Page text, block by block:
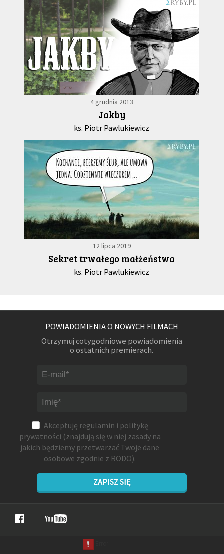
4 grudnia 2013
Jakby
ks. Piotr Pawlukiewicz
12 lipca 2019
Sekret trwałego małżeństwa
ks. Piotr Pawlukiewicz
POWIADOMIENIA O NOWYCH FILMACH
Otrzymuj cotygodniowe powiadomienia
o ostatnich premierach.
Akceptuję regulamin i politykę
prywatności (znajdują się w niej zasady na
jakich będziemy przetwarzać Twoje dane
osobowe zgodnie z RODO).
ZAPISZ SIĘ